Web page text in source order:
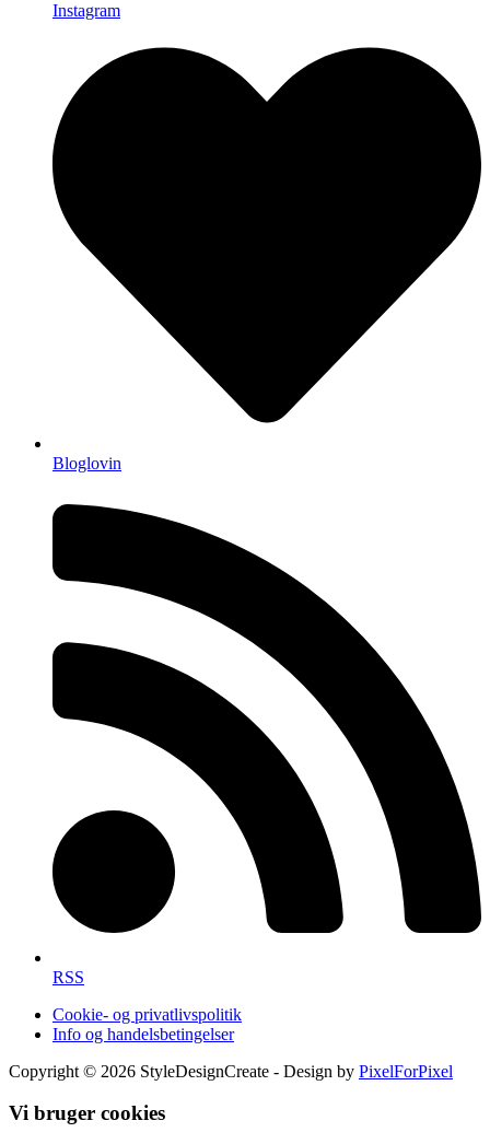
Instagram
Bloglovin
RSS
Cookie- og privatlivspolitik
Info og handelsbetingelser
Copyright © 2026 StyleDesignCreate - Design by PixelForPixel
Vi bruger cookies